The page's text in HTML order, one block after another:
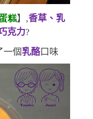
糕】 ,香草、乳
克力?
一個乳酪口味